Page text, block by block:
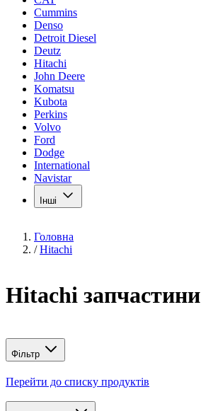
Cummins
Denso
Detroit Diesel
Deutz
Hitachi
John Deere
Komatsu
Kubota
Perkins
Volvo
Ford
Dodge
International
Navistar
Інші
Головна
/ Hitachi
Hitachi запчастини
Фільтр
Перейти до списку продуктів